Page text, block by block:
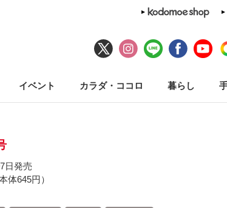
イベント カラダ・ココロ 暮らし
日発売
体645円）